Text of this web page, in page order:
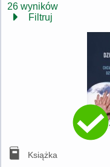
26 wyników
Filtruj
Książka